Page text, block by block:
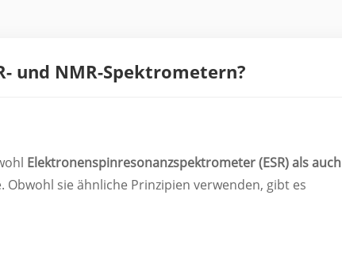
und NMR-Spektrometern?
Elektronenspinresonanzspektrometer (ESR)als auch
Obwohl sie ähnliche Prinzipien verwenden, gibt es